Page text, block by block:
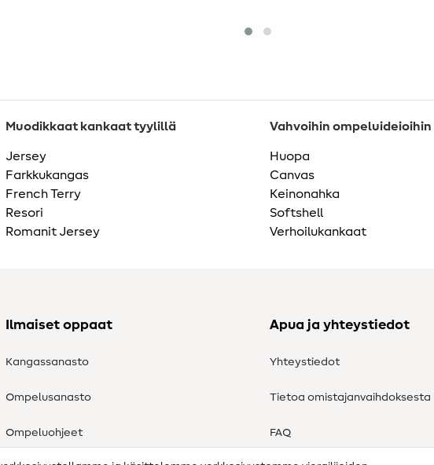
Muodikkaat kankaat tyylillä
Jersey
Farkkukangas
French Terry
Resori
Romanit Jersey
Vahvoihin ompeluideioihin
Huopa
Canvas
Keinonahka
Softshell
Verhoilukankaat
Ilmaiset oppaat
Kangassanasto
Ompelusanasto
Ompeluohjeet
Apua ja yhteystiedot
Yhteystiedot
Tietoa omistajanvaihdoksesta
FAQ